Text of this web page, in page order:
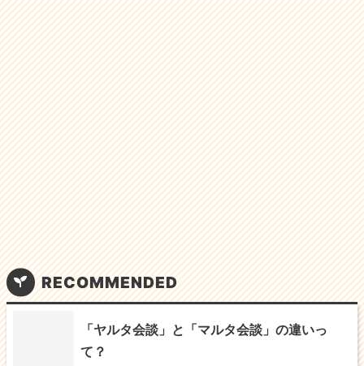
e
b
o
o
k
er
l
RECOMMENDED
「ヤルタ会談」と「マルタ会談」の違いっ
て？